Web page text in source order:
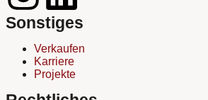
Sonstiges
Verkaufen
Karriere
Projekte